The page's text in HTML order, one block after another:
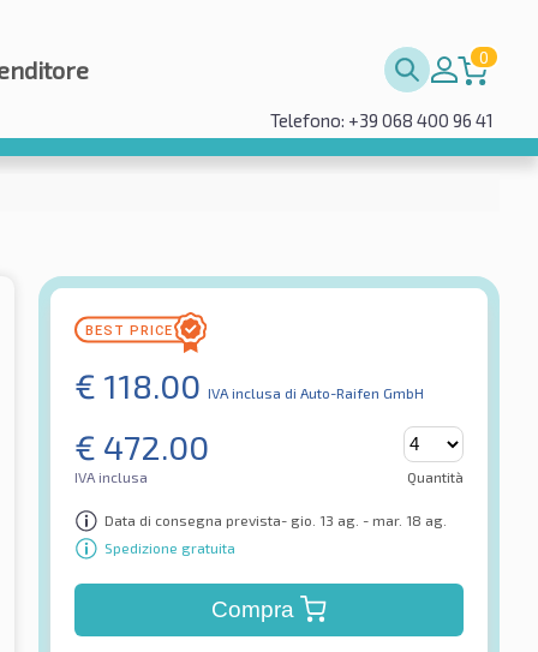
0
Telefono: +39 068 400 96 41
€ 118.00 IVA inclusa di Auto-Raifen GmbH
€ 472.00
IVA inclusa Quantità
Data di consegna prevista- gio. 13 ag. - mar. 18 ag.
Spedizione gratuita
Compra